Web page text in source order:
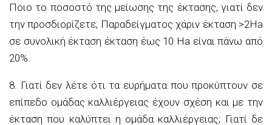
Ποιο το ποσοστό της μείωσης της έκτασης, γιατί δεν
την προσδιορίζετε; Παραδείγματος χάριν έκταση >2Ha
σε συνολική έκταση έκταση έως 10 Ha είναι πάνω από
20%.
8. Γιατί δεν λέτε ότι τα ευρήματα που προκύπτουν σε
επίπεδο ομάδας καλλιέργειας έχουν σχέση και με την
έκταση που καλύπτει η ομάδα καλλιέργειας; Γιατί δε